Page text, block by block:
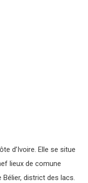
d’Ivoire. Elle se situe
lieux de comune
district des lacs.